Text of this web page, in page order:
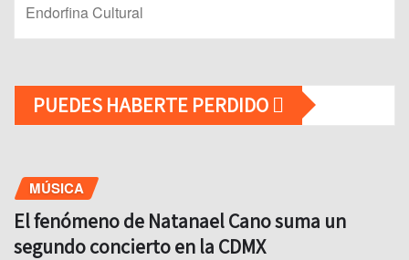
Endorfina Cultural
PUEDES HABERTE PERDIDO
MÚSICA
El fenómeno de Natanael Cano suma un
segundo concierto en la CDMX